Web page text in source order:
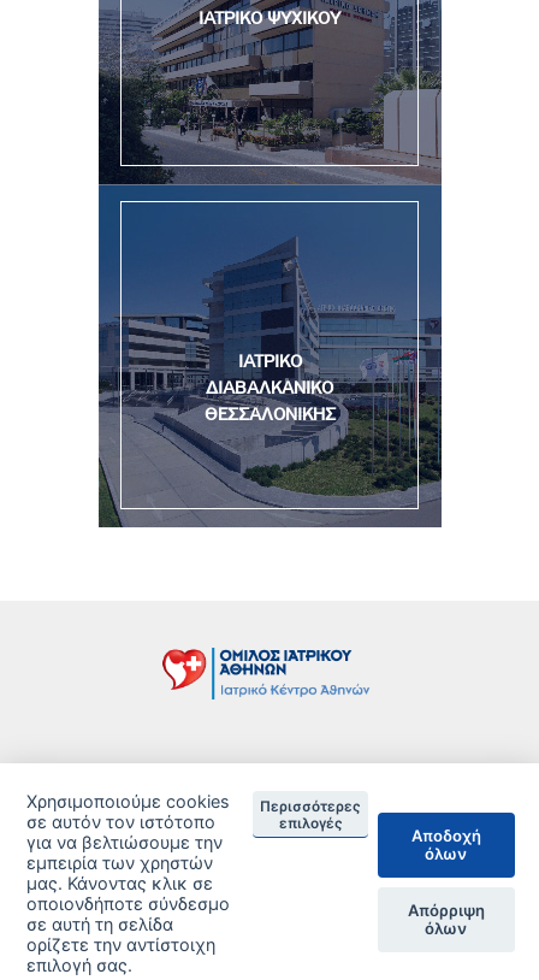
ΙΑΤΡΙΚΟ ΨΥΧΙΚΟΥ
ΙΑΤΡΙΚΟ
ΔΙΑΒΑΛΚΑΝΙΚΟ
ΘΕΣΣΑΛΟΝΙΚΗΣ
Δείτε τις Πιστοποιήσεις ανά Κλινική
© 2026 Copyright © Iatriko.gr | Powered by Aboutnet
Χρησιμοποιούμε cookies
σε αυτόν τον ιστότοπο
για να βελτιώσουμε την
εμπειρία των χρηστών
μας. Κάνοντας κλικ σε
οποιονδήποτε σύνδεσμο
σε αυτή τη σελίδα
ορίζετε την αντίστοιχη
επιλογή σας.
Περισσότερες
επιλογές
Αποδοχή
όλων
Απόρριψη
όλων